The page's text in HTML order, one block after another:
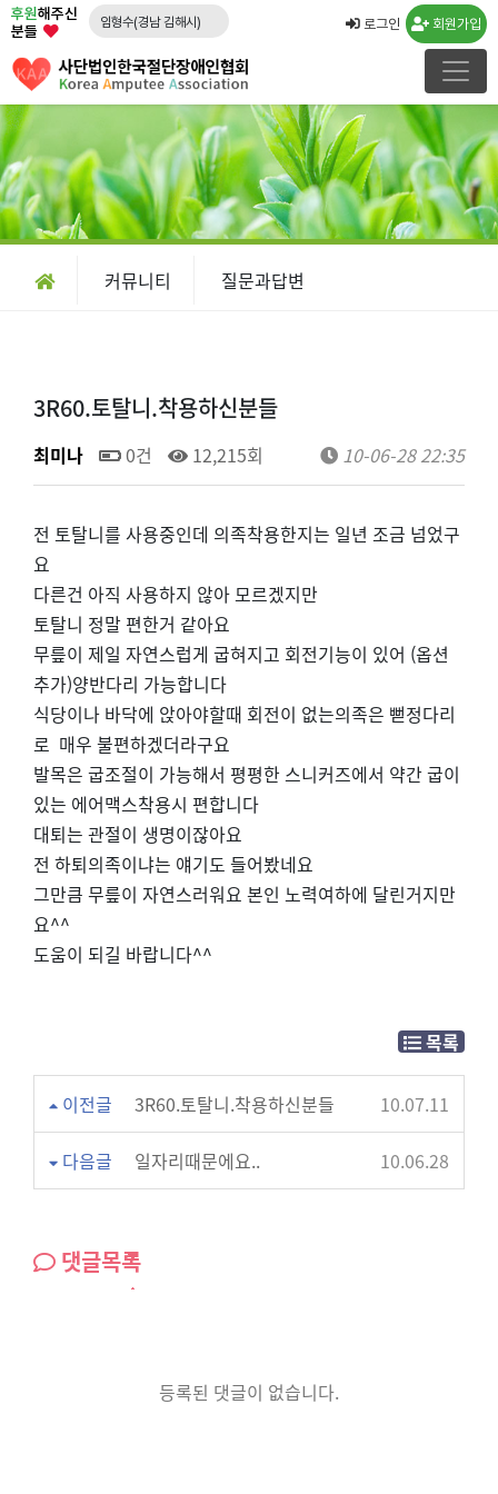
후원해주신
분들
임형수(경남 김해시)
문승영(강원 속초시)
김도영(경북 포항시)
노창래(경기 화성시)
김수연(경기 수원시)
강운규(경기 수원시)
신선일(경기 수원시)
류민우(경남 양산시)
로그인 회원가입
커뮤니티 질문과답변
3R60.토탈니.착용하신분들
최미나 0건 12,215회 10-06-28 22:35
전 토탈니를 사용중인데 의족착용한지는 일년 조금 넘었구
요
다른건 아직 사용하지 않아 모르겠지만
토탈니 정말 편한거 같아요
무릎이 제일 자연스럽게 굽혀지고 회전기능이 있어 (옵션
추가)양반다리 가능합니다
식당이나 바닥에 앉아야할때 회전이 없는의족은 뻗정다리
로 매우 불편하겠더라구요
발목은 굽조절이 가능해서 평평한 스니커즈에서 약간 굽이
있는 에어맥스착용시 편합니다
대퇴는 관절이 생명이잖아요
전 하퇴의족이냐는 얘기도 들어봤네요
그만큼 무릎이 자연스러워요 본인 노력여하에 달린거지만
요^^
도움이 되길 바랍니다^^
목록
이전글 3R60.토탈니.착용하신분들 10.07.11
다음글 일자리때문에요.. 10.06.28
댓글목록
등록된 댓글이 없습니다.